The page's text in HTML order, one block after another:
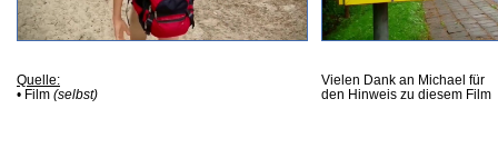
Quelle:
• Film (selbst)
Vielen Dank an Michael für
den Hinweis zu diesem Film